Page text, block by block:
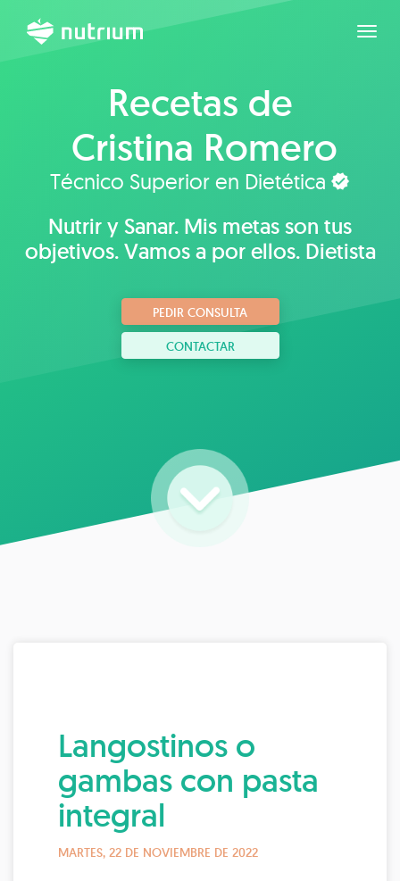
Recetas de
Cristina Romero
Técnico Superior en Dietética
Nutrir y Sanar. Mis metas son tus
objetivos. Vamos a por ellos. Dietista
PEDIR CONSULTA
CONTACTAR
Langostinos o
gambas con pasta
integral
MARTES, 22 DE NOVIEMBRE DE 2022